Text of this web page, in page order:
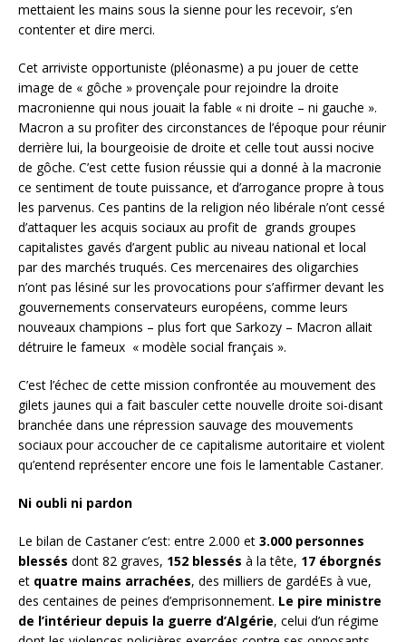
mettaient les mains sous la sienne pour les recevoir, s’en
contenter et dire merci.
Cet arriviste opportuniste (pléonasme) a pu jouer de cette
image de « gôche » provençale pour rejoindre la droite
macronienne qui nous jouait la fable « ni droite – ni gauche ».
Macron a su profiter des circonstances de l’époque pour réunir
derrière lui, la bourgeoisie de droite et celle tout aussi nocive
de gôche. C’est cette fusion réussie qui a donné à la macronie
ce sentiment de toute puissance, et d’arrogance propre à tous
les parvenus. Ces pantins de la religion néo libérale n’ont cessé
d’attaquer les acquis sociaux au profit de grands groupes
capitalistes gavés d’argent public au niveau national et local
par des marchés truqués. Ces mercenaires des oligarchies
n’ont pas lésiné sur les provocations pour s’affirmer devant les
gouvernements conservateurs européens, comme leurs
nouveaux champions – plus fort que Sarkozy – Macron allait
détruire le fameux « modèle social français ».
C’est l’échec de cette mission confrontée au mouvement des
gilets jaunes qui a fait basculer cette nouvelle droite soi-disant
branchée dans une répression sauvage des mouvements
sociaux pour accoucher de ce capitalisme autoritaire et violent
qu’entend représenter encore une fois le lamentable Castaner.
Ni oubli ni pardon
Le bilan de Castaner c’est: entre 2.000 et 3.000 personnes
blessés dont 82 graves, 152 blessés à la tête, 17 éborgnés
et quatre mains arrachées, des milliers de gardéEs à vue,
des centaines de peines d’emprisonnement. Le pire ministre
de l’intérieur depuis la guerre d’Algérie, celui d’un régime